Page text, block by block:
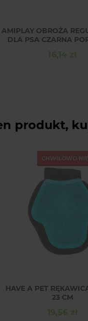
AMIPLAY OBROŻA
DLA PSA CZARNA
Cena
16,14 zł
produkt,
CHWILOWO
HAVE A PET
23 CM
Cena
19,56 zł